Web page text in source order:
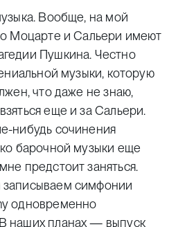
Вообще, на мой
о Моцарте и Сальери имеют
Пушкина. Честно
музыки, которую
что даже не знаю,
еще и за Сальери.
нибудь сочинения
барочной музыки еще
предстоит заняться.
симфонии
одновременно
наших планах — выпуск